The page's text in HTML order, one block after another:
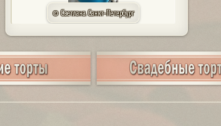
© КП «Алтуфьево». Москва 84957440165